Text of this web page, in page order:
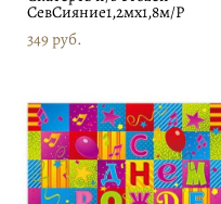
СевСияние1,2мх1,8м/Р
349 pуб.